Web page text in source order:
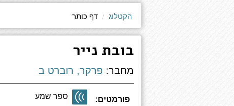
הקטלוג דף כותר
בובת נייר
מחבר: פרקר, רוברט ב
פורמטים: ספר שמע